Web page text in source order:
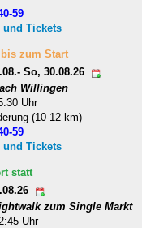
59
Tickets
zum Start
So, 30.08.26
Willingen
Uhr
(10-12 km)
59
Tickets
statt
zum Single Markt
Uhr